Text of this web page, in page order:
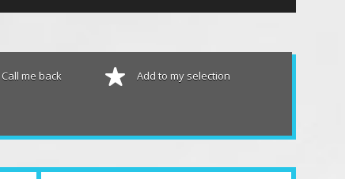
Call me back Add to my selection